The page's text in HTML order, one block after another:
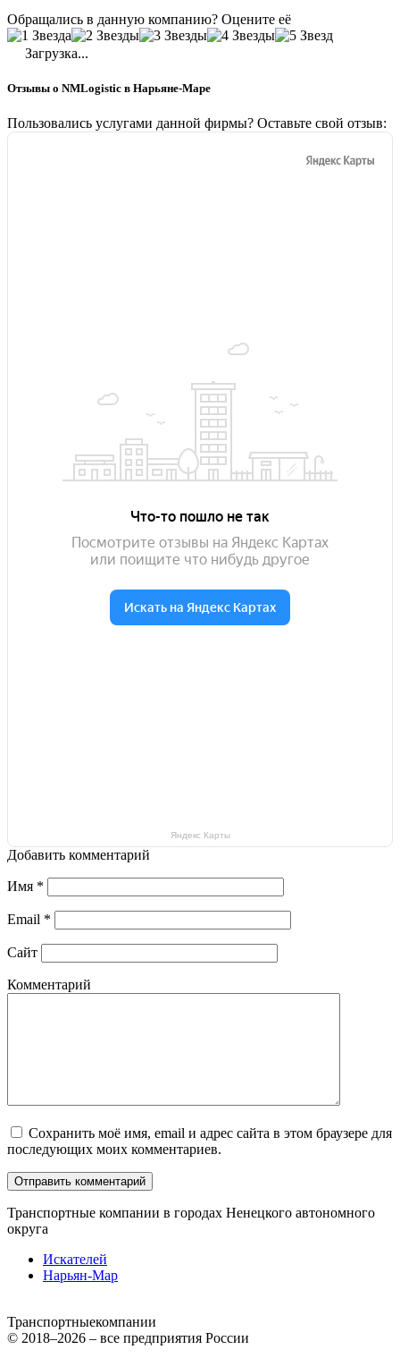
Обращались в данную компанию? Оцените её
Загрузка...
Отзывы о NMLogistic в Нарьяне-Маре
Пользовались услугами данной фирмы? Оставьте свой отзыв:
Яндекс Карты
Добавить комментарий
Имя *
Email *
Сайт
Комментарий
Сохранить моё имя, email и адрес сайта в этом браузере для
последующих моих комментариев.
Транспортные компании в городах Ненецкого автономного
округа
Искателей
Нарьян-Мар
Транспортныекомпании
© 2018–2026 – все предприятия России